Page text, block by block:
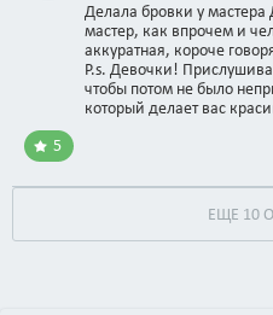
Делала бровки у
мастер, как впрочем и
аккуратная, короче
P.s. Девочки!
чтобы потом не было
который делает вас
5
ЕЩЕ 10